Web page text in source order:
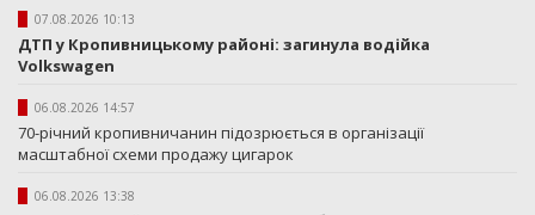
07.08.2026 10:13
ДТП у Кропивницькому районі: загинула водійка
Volkswagen
06.08.2026 14:57
70-річний кропивничанин підозрюється в організації
масштабної схеми продажу цигарок
06.08.2026 13:38